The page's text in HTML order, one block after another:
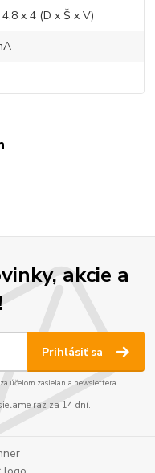
4,8 x 4 (D x Š x V)
akcie a
Prihlásiť sa
za účelom zasielania newslettera.
raz za 14 dní.